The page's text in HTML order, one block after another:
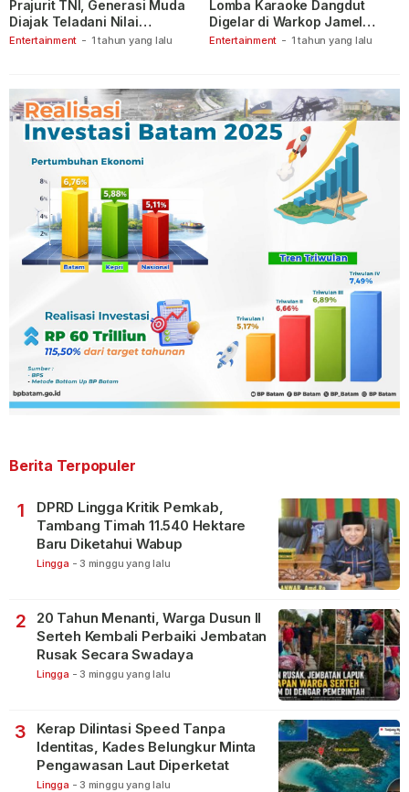
Entertainment - 1 tahun yang lalu
Prajurit TNI, Generasi Muda
Diajak Teladani Nilai
Keberanian
Entertainment - 1 tahun yang lalu
Lomba Karaoke Dangdut
Digelar di Warkop Jamel
Ganet
Berita Terpopuler
1
DPRD Lingga Kritik Pemkab,
Tambang Timah 11.540 Hektare
Baru Diketahui Wabup
Lingga - 3 minggu yang lalu
2
20 Tahun Menanti, Warga Dusun II
Serteh Kembali Perbaiki Jembatan
Rusak Secara Swadaya
Lingga - 3 minggu yang lalu
3
Kerap Dilintasi Speed Tanpa
Identitas, Kades Belungkur Minta
Pengawasan Laut Diperketat
Lingga - 3 minggu yang lalu